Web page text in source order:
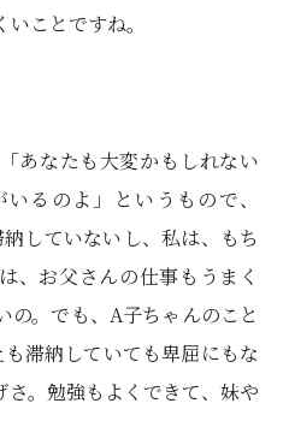
ことですね。
あなたも大変かもしれない
るのよ」というもので、
納していないし、私は、もち
、お父さんの仕事もうまく
の。でも、A子ちゃんのこと
滞納していても卑屈にもな
さ。勉強もよくできて、妹や